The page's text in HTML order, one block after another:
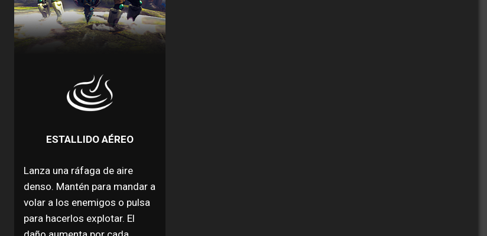
ESTALLIDO AÉREO
Lanza una ráfaga de aire
denso. Mantén para mandar a
volar a los enemigos o pulsa
para hacerlos explotar. El